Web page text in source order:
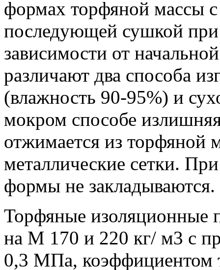
формах торфяной массы
последующей сушкой
зависимости от
различают два способа
(влажность 90-95%) и
мокром способе
отжимается из торфяной
металлические сетки.
формы не закладываются.
Торфяные изоляционные
на М 170 и 220 кг/ м3 с
0,3 МПа, коэффициентом